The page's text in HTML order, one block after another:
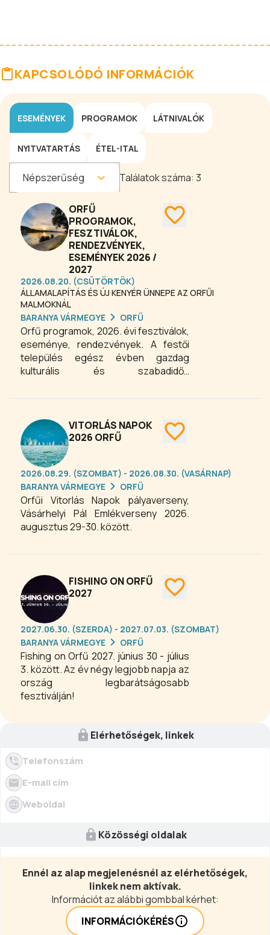
KAPCSOLÓDÓ INFORMÁCIÓK
ESEMÉNYEK PROGRAMOK LÁTNIVALÓK
NYITVATARTÁS ÉTEL-ITAL
Népszerűség Találatok száma: 3
ORFŰ
PROGRAMOK,
FESZTIVÁLOK,
RENDEZVÉNYEK,
ESEMÉNYEK 2026 /
2027
2026.08.20. (CSÜTÖRTÖK)
ÁLLAMALAPÍTÁS ÉS ÚJ KENYÉR ÜNNEPE AZ ORFŰI
MALMOKNÁL
BARANYA VÁRMEGYE
ORFŰ
Orfű programok, 2026. évi fesztiválok,
eseménye, rendezvények. A festői
település egész évben gazdag
kulturális és szabadidős
Rendszeresen szerveznek családi
koncerteket, gasztronómiai
programokat, kézműves vásárokat és
természetközeli élményeket kínáló
eseményeket. A tavak és a Mecsek
közelsége miatt a túrázás,
kerékpározás és vízi programok
szintén meghatározó részei az orfűi
kikapcsolódásnak.
VITORLÁS NAPOK
2026 ORFŰ
2026.08.29. (SZOMBAT) - 2026.08.30. (VASÁRNAP)
BARANYA VÁRMEGYE
ORFŰ
Orfűi Vitorlás Napok pályaverseny,
Vásárhelyi Pál Emlékverseny 2026.
augusztus 29-30. között.
FISHING ON ORFŰ
2027
2027.06.30. (SZERDA) - 2027.07.03. (SZOMBAT)
BARANYA VÁRMEGYE
ORFŰ
Fishing on Orfű 2027. június 30 - július
3. között. Az év négy legjobb napja az
ország legbarátságosabb
fesztiválján!
Elérhetőségek, linkek
Telefonszám
E-mail cím
Weboldal
Közösségi oldalak
Ennél az alap megjelenésnél az elérhetőségek,
linkek nem aktívak.
Információt az alábbi gombbal kérhet:
INFORMÁCIÓKÉRÉS